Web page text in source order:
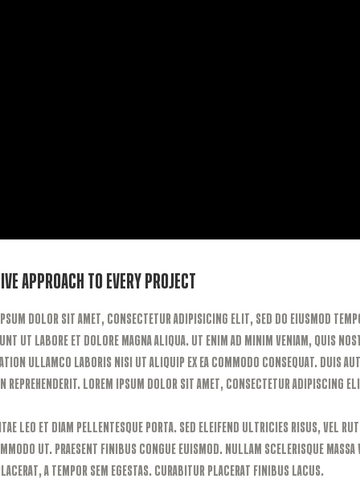
Approach to Every Project
dolor sit amet, consectetur adipisicing elit, sed do eiusmod
ut labore et dolore magna aliqua. Ut enim ad minim veniam, quis
ullamco laboris nisi ut aliquip ex ea commodo consequat. Duis
reprehenderit. Lorem ipsum dolor sit amet, consectetur adipiscing
leo et diam pellentesque porta. Sed eleifend ultricies risus, vel
ut. Praesent finibus congue euismod. Nullam scelerisque massa
a tempor sem egestas. Curabitur placerat finibus lacus.